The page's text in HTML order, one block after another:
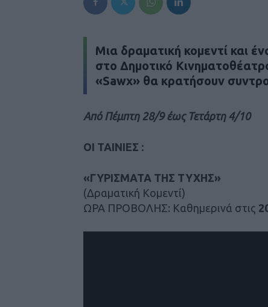
Mια δραματική κομεντί και
στο Δημοτικό
«Sawx» θα κρατήσουν
Από Πέμπτη 28/9 έως Τετάρτη 4/10
ΟΙ ΤΑΙΝΙΕΣ :
«ΓΥΡΙΣΜΑΤΑ ΤΗΣ ΤΥΧΗΣ»
(Δραματική Κομεντί)
ΩΡΑ ΠΡΟΒΟΛΗΣ: Καθημερινά στις